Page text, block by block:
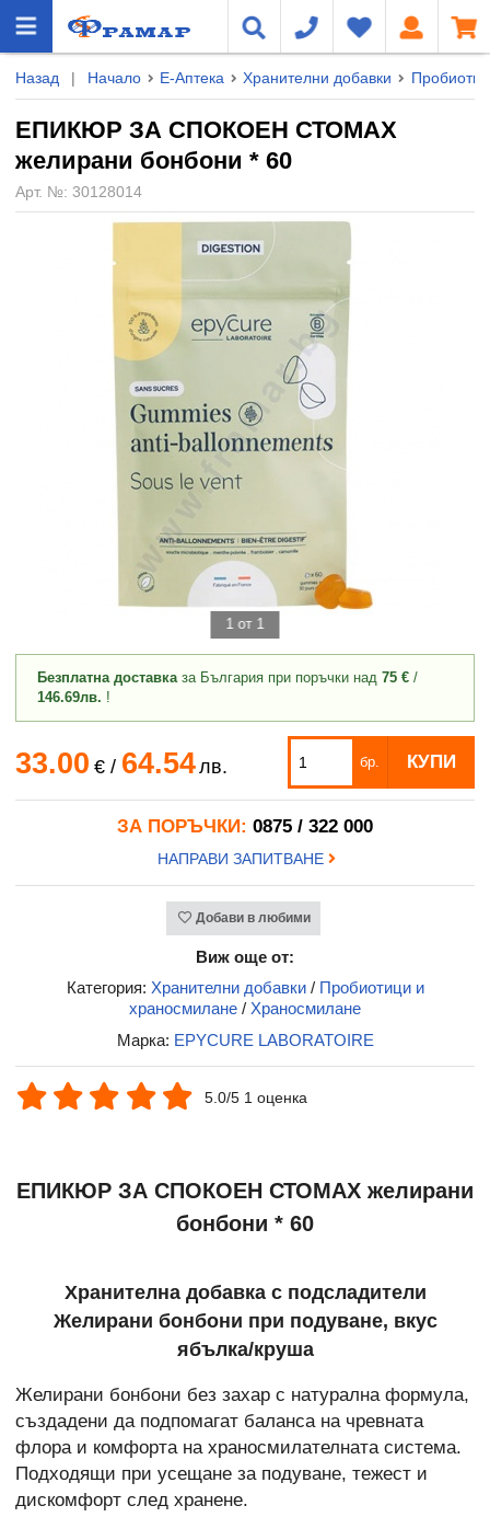
Назад | Начало Е-Аптека Хранителни добавки
ЕПИКЮР ЗА СПОКОЕН СТОМАХ
желирани бонбони * 60
Арт. №: 30128014
1 от 1
Безплатна доставказа България при поръчки над 75 € /
146.69лв. !
33.00 €/ 64.54лв. бр. КУПИ
ЗА ПОРЪЧКИ: 0875 / 322 000
НАПРАВИ ЗАПИТВАНЕ
Добави в любими
Виж още от:
Категория: Хранителни добавки/ Пробиотици и
храносмилане / Храносмилане
Марка: EPYCURE LABORATOIRE
5.0/5 1 оценка
ЕПИКЮР ЗА СПОКОЕН СТОМАХ желирани
бонбони * 60
Хранителна добавка с подсладители
Желирани бонбони при подуване, вкус
ябълка/круша
Желирани бонбони без захар с натурална формула,
създадени да подпомагат баланса на чревната
флора и комфорта на храносмилателната система.
Подходящи при усещане за подуване, тежест и
дискомфорт след хранене.